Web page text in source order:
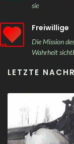
sie
Freiwillige
Die Mission
Wahrheit
LETZTE